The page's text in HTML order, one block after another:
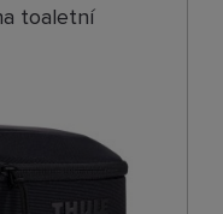
toaletní